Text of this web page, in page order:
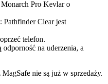
Pro Kevlar o
Pathfinder Clear jest
telefon.
na uderzenia, a
nie są już w sprzedaży.